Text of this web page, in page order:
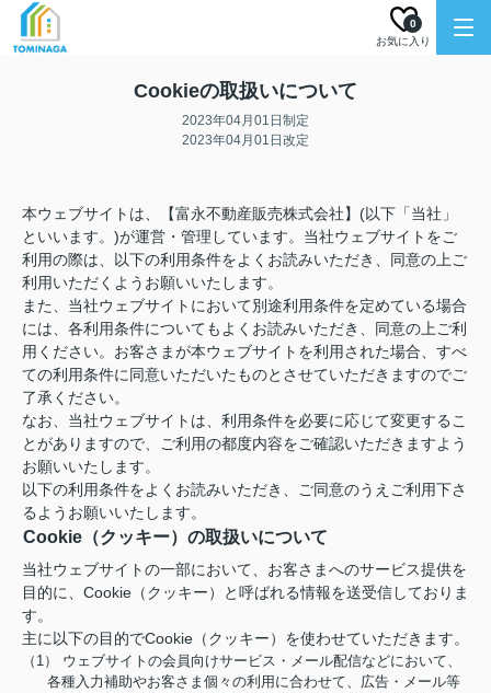
お気に入り
0
Cookieの取扱いについて
2023年04月01日制定
2023年04月01日改定
本ウェブサイトは、【富永不動産販売株式会社】(以下「当社」
といいます。)が運営・管理しています。当社ウェブサイトをご
利用の際は、以下の利用条件をよくお読みいただき、同意の上ご
利用いただくようお願いいたします。
また、当社ウェブサイトにおいて別途利用条件を定めている場合
には、各利用条件についてもよくお読みいただき、同意の上ご利
用ください。お客さまが本ウェブサイトを利用された場合、すべ
ての利用条件に同意いただいたものとさせていただきますのでご
了承ください。
なお、当社ウェブサイトは、利用条件を必要に応じて変更するこ
とがありますので、ご利用の都度内容をご確認いただきますよう
お願いいたします。
以下の利用条件をよくお読みいただき、ご同意のうえご利用下さ
るようお願いいたします。
Cookie（クッキー）の取扱いについて
当社ウェブサイトの一部において、お客さまへのサービス提供を
目的に、Cookie（クッキー）と呼ばれる情報を送受信しておりま
す。
主に以下の目的でCookie（クッキー）を使わせていただきます。
（1） ウェブサイトの会員向けサービス・メール配信などにおいて、
各種入力補助やお客さま個々の利用に合わせて、広告・メール等